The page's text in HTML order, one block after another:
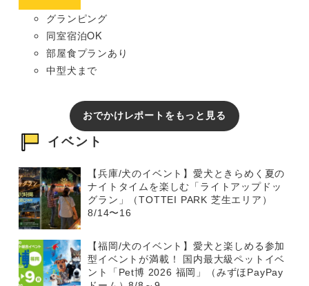
グランピング
同室宿泊OK
部屋食プランあり
中型犬まで
おでかけレポートをもっと見る
イベント
【兵庫/犬のイベント】愛犬ときらめく夏の
ナイトタイムを楽しむ「ライトアップドッ
グラン」（TOTTEI PARK 芝生エリア）
8/14〜16
【福岡/犬のイベント】愛犬と楽しめる参加
型イベントが満載！ 国内最大級ペットイベ
ント「Pet博 2026 福岡」（みずほPayPay